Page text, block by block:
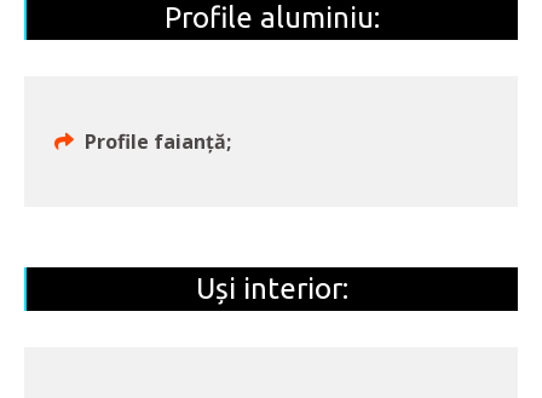
Profile aluminiu:
Profile faianță;
Uși interior: